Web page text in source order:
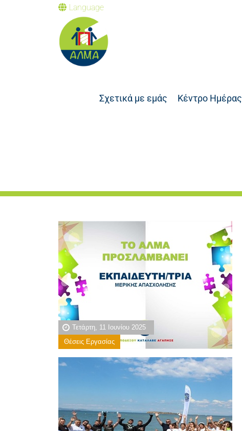
Language
Σχετικά με εμάς Κέντρο Ημέρας
Τετάρτη, 11 Ιουνίου 2025
Θέσεις Εργασίας